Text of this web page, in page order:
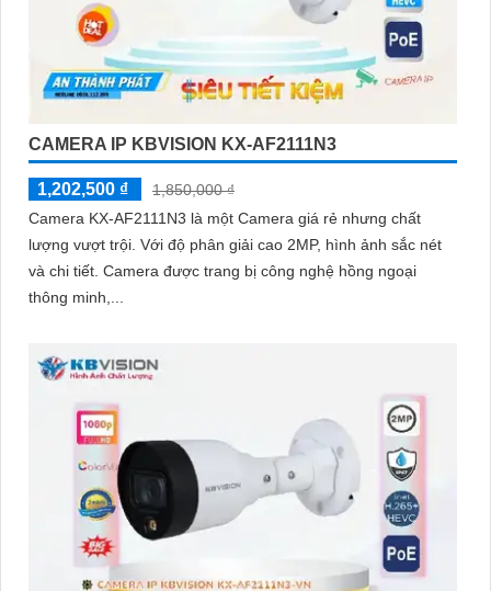
CAMERA IP KBVISION KX-AF2111N3
1,202,500 ₫
1,850,000 ₫
Camera KX-AF2111N3 là một Camera giá rẻ nhưng chất
lượng vượt trội. Với độ phân giải cao 2MP, hình ảnh sắc nét
và chi tiết. Camera được trang bị công nghệ hồng ngoại
thông minh,...